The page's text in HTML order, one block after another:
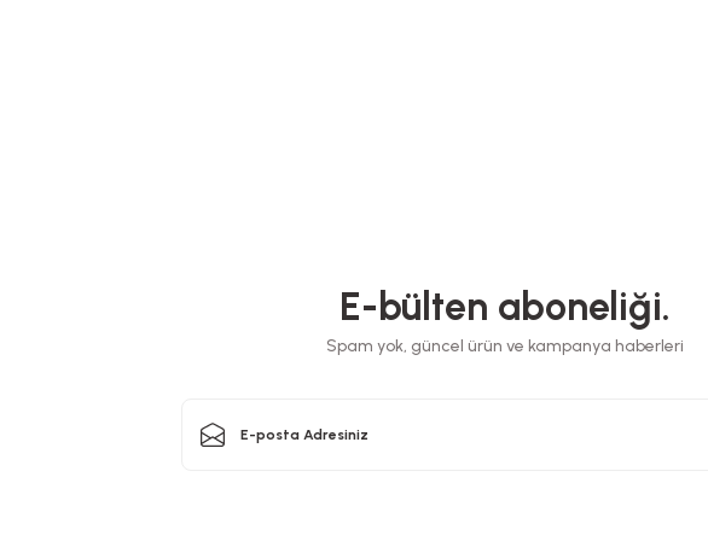
E-bülten aboneliği.
Spam yok, güncel ürün ve kampanya haberleri